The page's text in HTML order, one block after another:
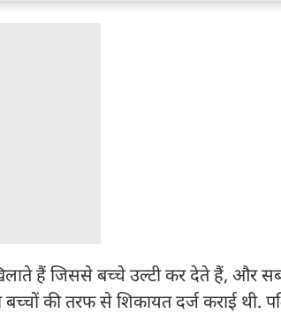
हैं जिससे बच्चे उल्टी कर देते हैं, और
की तरफ से शिकायत दर्ज कराई थी.